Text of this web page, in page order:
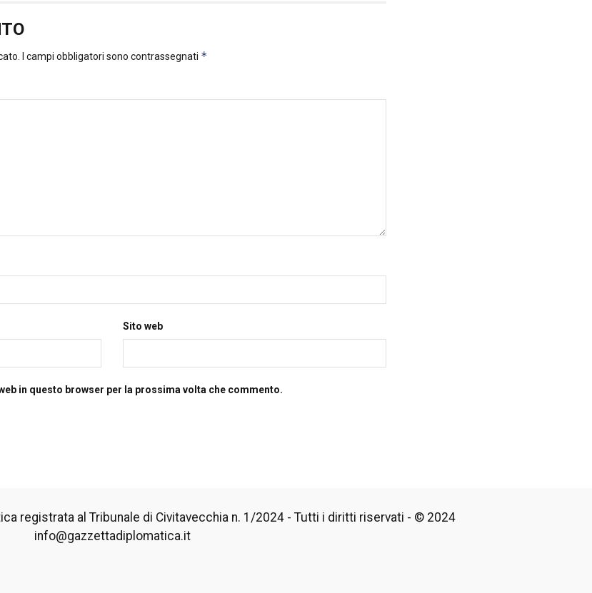
I campi obbligatori sono contrassegnati *
Sito web
in questo browser per la prossima volta che commento.
registrata al Tribunale di Civitavecchia n. 1/2024 - Tutti i diritti riservati - © 2024
info@gazzettadiplomatica.it